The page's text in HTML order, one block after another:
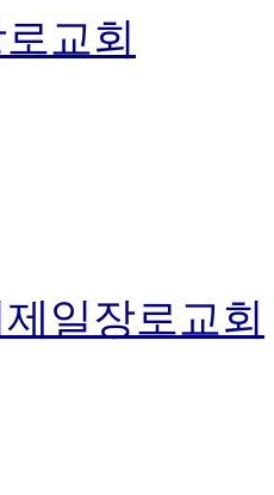
교회
일장로교회